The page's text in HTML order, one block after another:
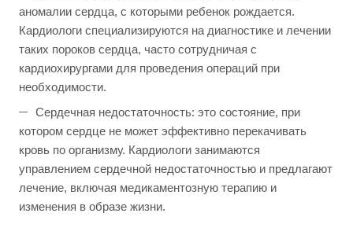
аномалии сердца, с которыми ребенок рождается.
Кардиологи специализируются на диагностике и лечении
таких пороков сердца, часто сотрудничая с
кардиохирургами для проведения операций при
необходимости.
Сердечная недостаточность: это состояние, при
котором сердце не может эффективно перекачивать
кровь по организму. Кардиологи занимаются
управлением сердечной недостаточностью и предлагают
лечение, включая медикаментозную терапию и
изменения в образе жизни.